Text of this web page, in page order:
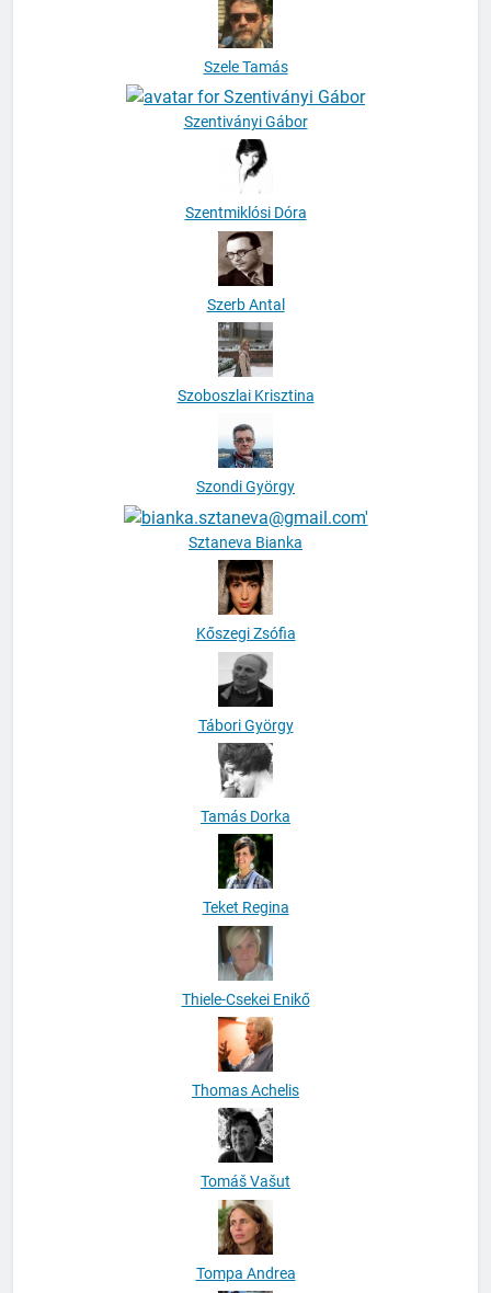
Szele Tamás
Szentiványi Gábor
Szentmiklósi Dóra
Szerb Antal
Szoboszlai Krisztina
Szondi György
Sztaneva Bianka
Kőszegi Zsófia
Tábori György
Tamás Dorka
Teket Regina
Thiele-Csekei Enikő
Thomas Achelis
Tomáš Vašut
Tompa Andrea